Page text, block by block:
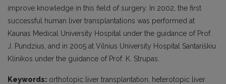
improve knowledge in this field of surgery. In 2002, the first
successful human liver transplantations was performed at
Kaunas Medical University Hospital under the guidance of Prof.
J. Pundzius, and in 2005 at Vilnius University Hospital Santariškiu
Klinikos under the guidance of Prof. K. Strupas.
Keywords: orthotopic liver transplantation, heterotopic liver